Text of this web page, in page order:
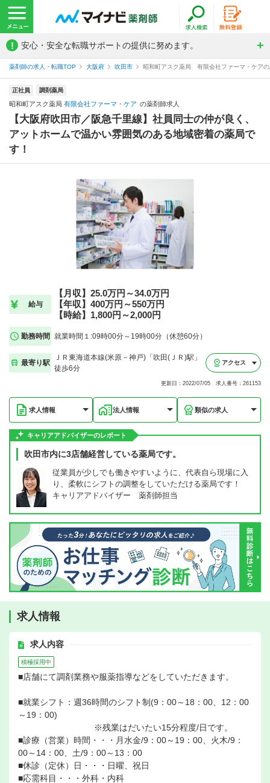
! 安心・安全な転職サポートの提供に努めます。
薬剤師の求人・転職TOP 大阪府 吹田市 昭和町アスク薬局 有限会社ファーマ・ケア
正社員 調剤薬局
昭和町アスク薬局 有限会社ファーマ・ケア の薬剤師求人
【大阪府吹田市／阪急千里線】社員同士の仲が良く、
アットホームで温かい雰囲気のある地域密着の薬局で
す！
給与
【月収】25.0万円～34.0万円
【年収】400万円～550万円
【時給】1,800円～2,000円
勤務時間 就業時間１:09時00分～19時00分（休憩60分）
最寄り駅
ＪＲ東海道本線(米原－神戸)「吹田(ＪＲ)駅」
徒歩6分
アクセス
更新日：2022/07/05 求人番号：261153
求人情報 法人情報 類似の求人
キャリアアドバイザーのレポート
吹田市内に3店舗経営している薬局です。
従業員が少しでも働きやすいように、代表自ら現場に入
り、柔軟にシフトの調整をしていただける薬局です！
キャリアアドバイザー 薬剤師担当
求人情報
求人内容
積極採用中
■店舗にて調剤業務や服薬指導などをしていただきます。
■就業シフト：週36時間のシフト制(9：00～18：00、12：00
～19：00)
※残業はだいたい15分程度/日です。
■診療（営業）時間・・・月水金/9：00～19：00、火木/9：
00～14：00、土/9：00～13：00
■休診（定休）日・・・日曜、祝日
■応需科目・・・外科・内科